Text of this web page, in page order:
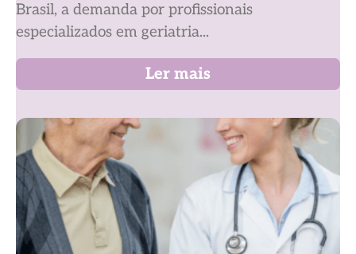
Brasil, a demanda por profissionais
especializados em geriatria...
Ler mais